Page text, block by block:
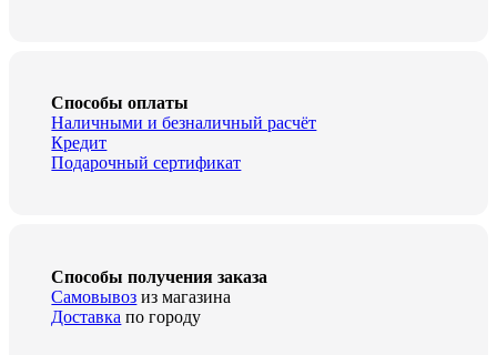
Способы оплаты
Наличными и безналичный расчёт
Кредит
Подарочный сертификат
Способы получения заказа
Самовывоз из магазина
Доставка по городу